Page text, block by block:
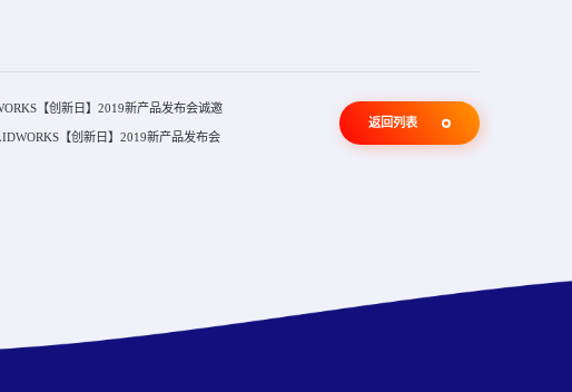
【创新日】2019新产品发布会诚邀
【创新日】2019新产品发布会
返回列表